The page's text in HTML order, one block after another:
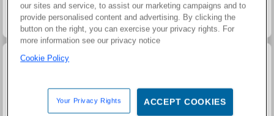
Farm Merge Valley
our sites and service, to assist our marketing campaigns and to
provide personalised content and advertising. By clicking the
button on the right, you can exercise your privacy rights. For
more information see our privacy notice
Cookie Policy
Your Privacy Rights ACCEPT COOKIES